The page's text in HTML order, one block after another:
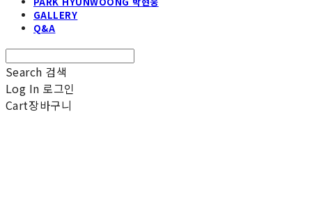
GALLERY
Q&A
Search 검색
Log In 로그인
Cart장바구니